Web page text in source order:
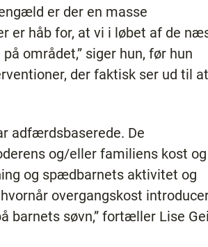
er der en masse
er håb for, at vi i løbet af de
området,” siger hun, før hun
der faktisk ser ud til at
adfærdsbaserede. De
og/eller familiens kost og
og spædbarnets aktivitet og
overgangskost
barnets søvn,” fortæller Lise